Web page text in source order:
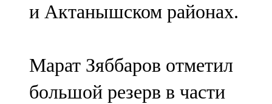
и Актанышском районах.
Марат Зяббаров отметил
большой резерв в части